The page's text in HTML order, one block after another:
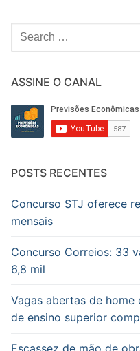
Pesquisar
por:
ASSINE O CANAL
POSTS RECENTES
Concurso STJ oferece
mensais
Concurso Correios: 33
6,8 mil
Vagas abertas de
de ensino superior